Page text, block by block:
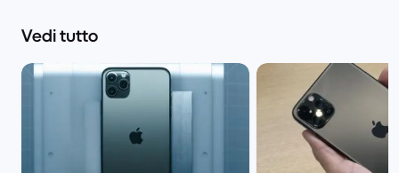
Vedi tutto